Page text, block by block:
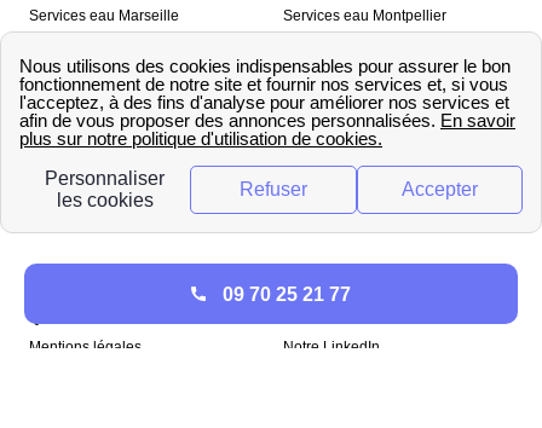
Services eau Marseille
Services eau Toulon
Services eau Montpellier
Services eau Strasbourg
Nos outils
🛁 Simulateur consommation eau
💧 Comparer les fournisseurs
d’eau
Qui sommes-nous ?
Mentions légales
Notre LinkedIn
09 70 25 21 77